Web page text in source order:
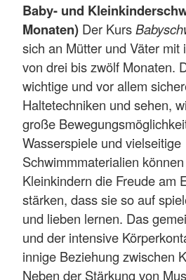
Baby- und
Monaten) Der Kurs
sich an Mütter und Väter mit
von drei bis zwölf Monaten.
wichtige und vor allem
Haltetechniken und sehen,
große
Wasserspiele und vielseitige
Schwimmmaterialien
Kleinkindern die Freude am
stärken, dass sie so auf
und lieben lernen. Das
und der intensive
innige Beziehung zwischen
Neben der Stärkung von